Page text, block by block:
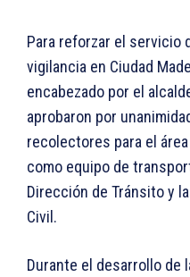
Para reforzar el servicio
vigilancia en Ciudad
encabezado por el
aprobaron por
recolectores para el
como equipo de
Dirección de Tránsito y
Civil.
Durante el desarrollo de